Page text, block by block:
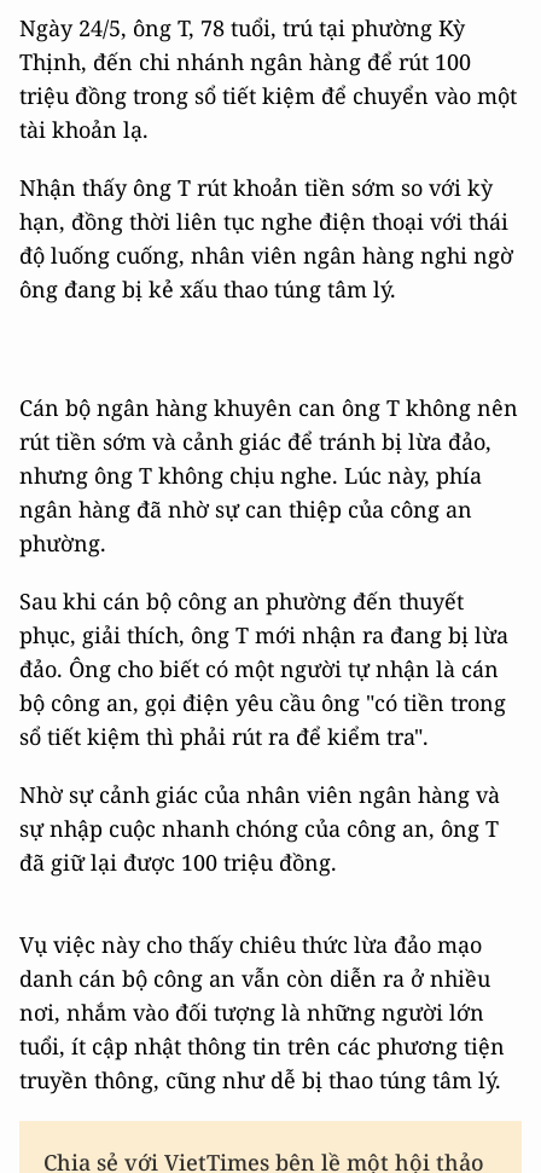
Ngày 24/5, ông T, 78 tuổi, trú tại phường Kỳ
Thịnh, đến chi nhánh ngân hàng để rút 100
triệu đồng trong sổ tiết kiệm để chuyển vào một
tài khoản lạ.
Nhận thấy ông T rút khoản tiền sớm so với kỳ
hạn, đồng thời liên tục nghe điện thoại với thái
độ luống cuống, nhân viên ngân hàng nghi ngờ
ông đang bị kẻ xấu thao túng tâm lý.
Cán bộ ngân hàng khuyên can ông T không nên
rút tiền sớm và cảnh giác để tránh bị lừa đảo,
nhưng ông T không chịu nghe. Lúc này, phía
ngân hàng đã nhờ sự can thiệp của công an
phường.
Sau khi cán bộ công an phường đến thuyết
phục, giải thích, ông T mới nhận ra đang bị lừa
đảo. Ông cho biết có một người tự nhận là cán
bộ công an, gọi điện yêu cầu ông "có tiền trong
sổ tiết kiệm thì phải rút ra để kiểm tra".
Nhờ sự cảnh giác của nhân viên ngân hàng và
sự nhập cuộc nhanh chóng của công an, ông T
đã giữ lại được 100 triệu đồng.
Vụ việc này cho thấy chiêu thức lừa đảo mạo
danh cán bộ công an vẫn còn diễn ra ở nhiều
nơi, nhắm vào đối tượng là những người lớn
tuổi, ít cập nhật thông tin trên các phương tiện
truyền thông, cũng như dễ bị thao túng tâm lý.
Chia sẻ với VietTimes bên lề một hội thảo